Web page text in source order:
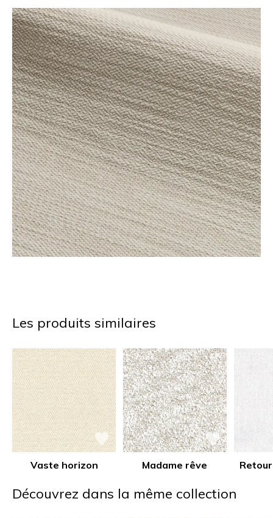
Les produits similaires
Vaste horizon Madame rêve
Découvrez dans la même collection